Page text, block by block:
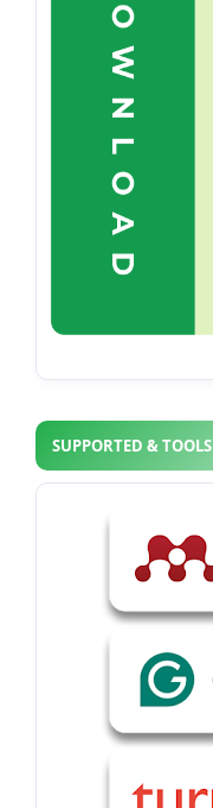
SUPPORTED & TOOLS